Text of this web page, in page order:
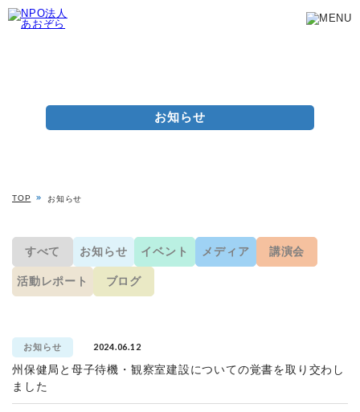
お知らせ
TOP お知らせ
すべて お知らせ イベント メディア 講演会
活動レポート ブログ
お知らせ 2024.06.12
州保健局と母子待機・観察室建設についての覚書を取り交わし
ました